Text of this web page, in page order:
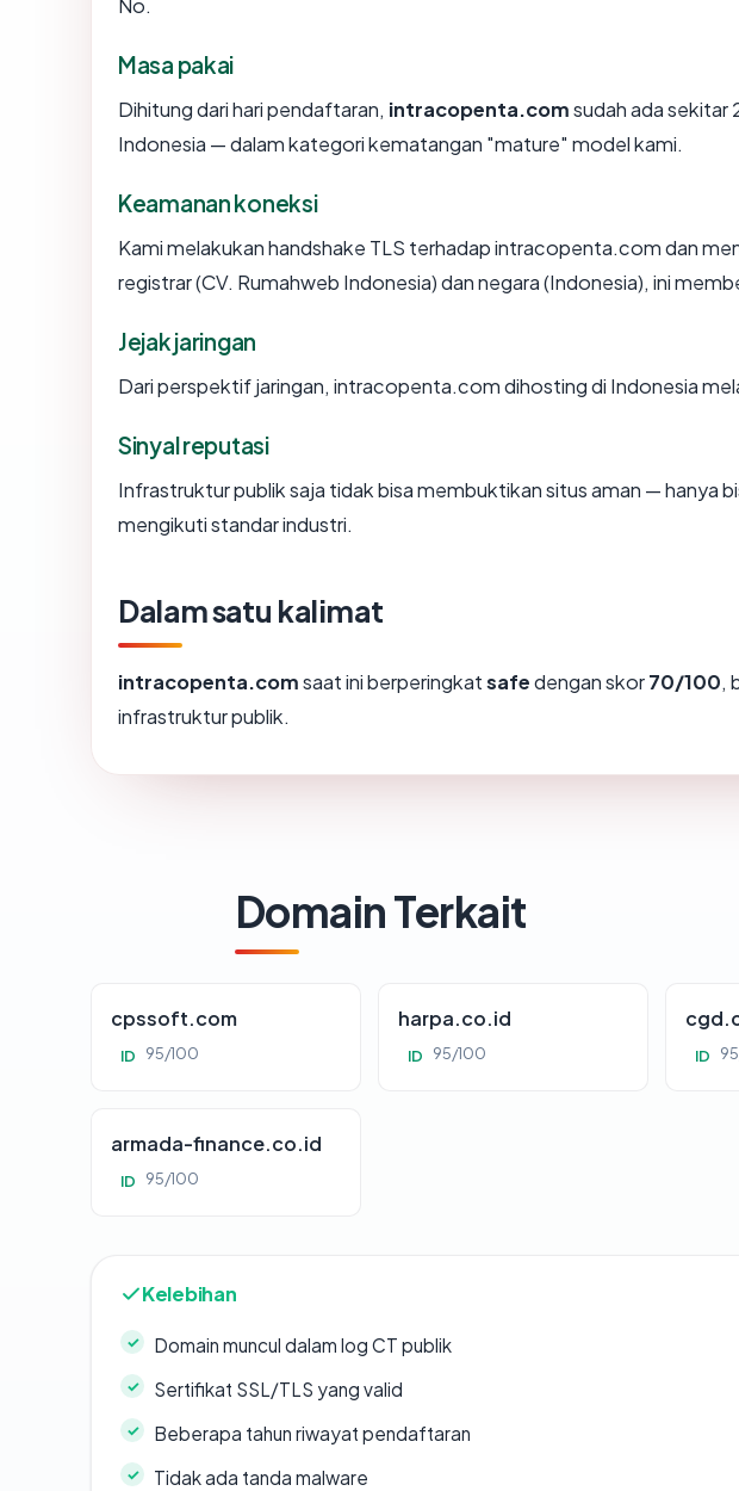
No.
Masa pakai
Dihitung dari hari pendaftaran, intracopenta.comsudah ada sekitar
Indonesia — dalam kategori kematangan "mature" model kami.
Keamanan koneksi
Kami melakukan handshake TLS terhadap intracopenta.com dan
registrar (CV. Rumahweb Indonesia) dan negara (Indonesia), ini
Jejak jaringan
Dari perspektif jaringan, intracopenta.com dihosting di Indonesia
Sinyal reputasi
Infrastruktur publik saja tidak bisa membuktikan situs aman — hanya
mengikuti standar industri.
Dalam satu kalimat
intracopenta.comsaat ini berperingkatsafedengan skor70/100,
infrastruktur publik.
Domain Terkait
cpssoft.com
ID 95/100
harpa.co.id
ID 95/100 ID
armada-finance.co.id
ID 95/100
Kelebihan
Domain muncul dalam log CT publik
Sertifikat SSL/TLS yang valid
Beberapa tahun riwayat pendaftaran
Tidak ada tanda malware